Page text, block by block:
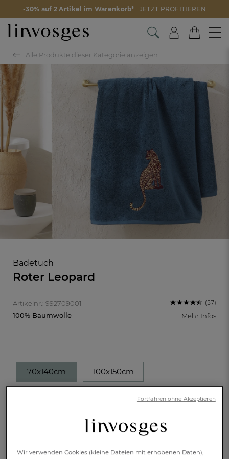
-30% auf 2 Artikel im Warenkorb* JETZT PROFITIEREN
Alle Produkte dieser Kategorie anzeigen
Badetuch
Roter Leopard
Artikelnr.: 992709001
100% Baumwolle
(57)
Mehr Infos
70x140cm 100x150cm
€ 29,-
Wir verwenden Cookies (kleine Dateien mit erhobenen Daten),
Fortfahren ohne Akzeptieren